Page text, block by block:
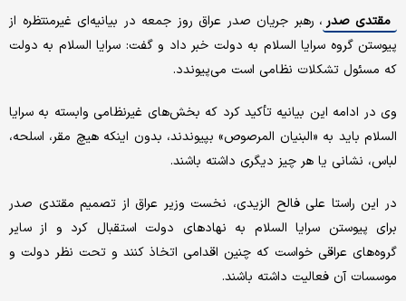
مقتدی صدر ، رهبر جریان صدر عراق روز جمعه در بیانیه‌ای غیرمنتظره از
پیوستن گروه سرایا السلام به دولت خبر داد و گفت: سرایا السلام به دولت
که مسئول تشکلات نظامی است می‌پیوندد.
وی در ادامه این بیانیه تأکید کرد که بخش‌های غیرنظامی وابسته به سرایا
السلام باید به «البنیان المرصوص» بپیوندند، بدون اینکه هیچ مقر، اسلحه،
لباس، نشانی یا هر چیز دیگری داشته باشند.
در این راستا علی فالح الزیدی، نخست وزیر عراق از تصمیم مقتدی صدر
برای پیوستن سرایا السلام به نهادهای دولت استقبال کرد و از سایر
گروه‌های عراقی خواست که چنین اقدامی اتخاذ کنند و تحت نظر دولت و
موسسات آن فعالیت داشته باشند.